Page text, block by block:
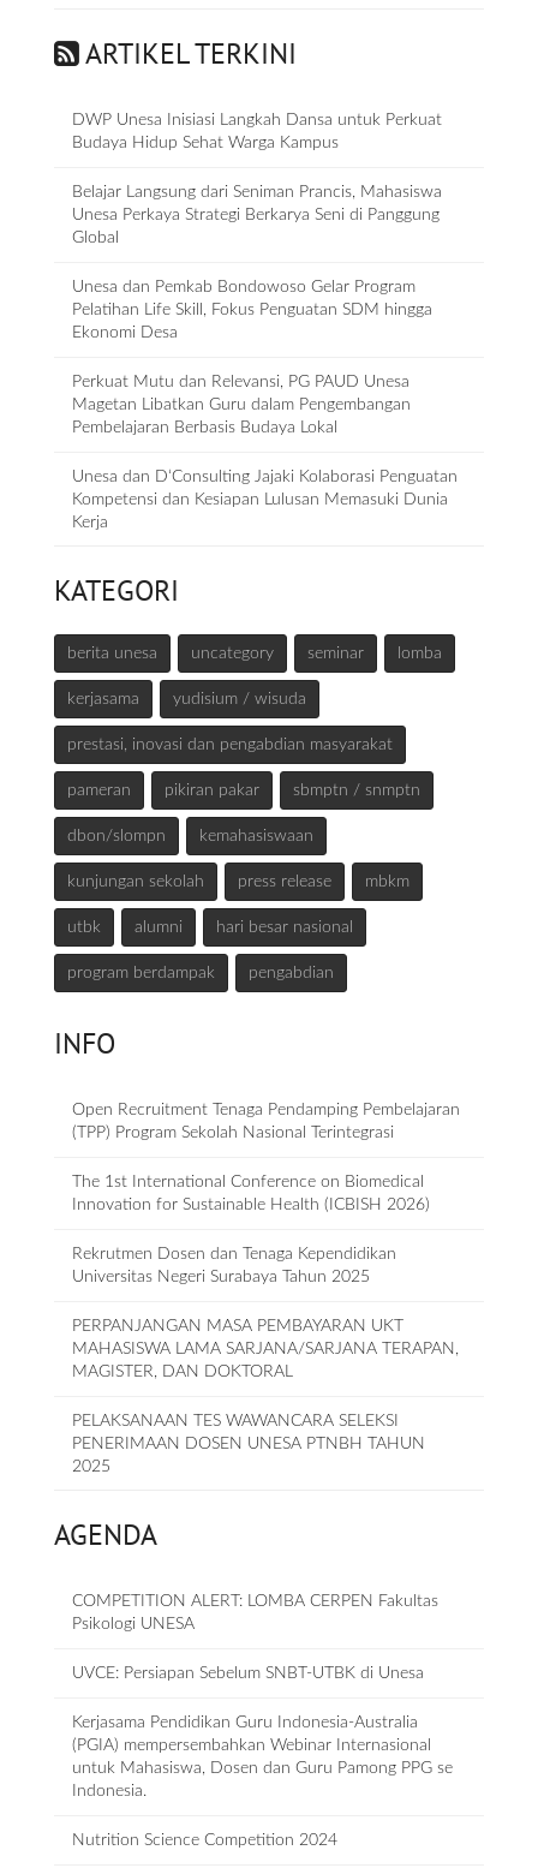
ARTIKEL TERKINI
DWP Unesa Inisiasi Langkah Dansa untuk Perkuat
Budaya Hidup Sehat Warga Kampus
Belajar Langsung dari Seniman Prancis, Mahasiswa
Unesa Perkaya Strategi Berkarya Seni di Panggung
Global
Unesa dan Pemkab Bondowoso Gelar Program
Pelatihan Life Skill, Fokus Penguatan SDM hingga
Ekonomi Desa
Perkuat Mutu dan Relevansi, PG PAUD Unesa
Magetan Libatkan Guru dalam Pengembangan
Pembelajaran Berbasis Budaya Lokal
Unesa dan D‘Consulting Jajaki Kolaborasi Penguatan
Kompetensi dan Kesiapan Lulusan Memasuki Dunia
Kerja
KATEGORI
berita unesa uncategory seminar lomba
kerjasama yudisium / wisuda
prestasi, inovasi dan pengabdian masyarakat
pameran pikiran pakar sbmptn / snmptn
dbon/slompn kemahasiswaan
kunjungan sekolah press release mbkm
utbk alumni hari besar nasional
program berdampak pengabdian
INFO
Open Recruitment Tenaga Pendamping Pembelajaran
(TPP) Program Sekolah Nasional Terintegrasi
The 1st International Conference on Biomedical
Innovation for Sustainable Health (ICBISH 2026)
Rekrutmen Dosen dan Tenaga Kependidikan
Universitas Negeri Surabaya Tahun 2025
PERPANJANGAN MASA PEMBAYARAN UKT
MAHASISWA LAMA SARJANA/SARJANA TERAPAN,
MAGISTER, DAN DOKTORAL
PELAKSANAAN TES WAWANCARA SELEKSI
PENERIMAAN DOSEN UNESA PTNBH TAHUN
2025
AGENDA
COMPETITION ALERT: LOMBA CERPEN Fakultas
Psikologi UNESA
UVCE: Persiapan Sebelum SNBT-UTBK di Unesa
Kerjasama Pendidikan Guru Indonesia-Australia
(PGIA) mempersembahkan Webinar Internasional
untuk Mahasiswa, Dosen dan Guru Pamong PPG se
Indonesia.
Nutrition Science Competition 2024